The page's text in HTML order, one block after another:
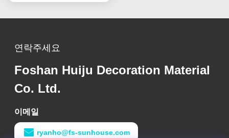
연락주세요
Foshan Huiju Decoration Material
Co. Ltd.
이메일
ryanho@fs-sunhouse.com